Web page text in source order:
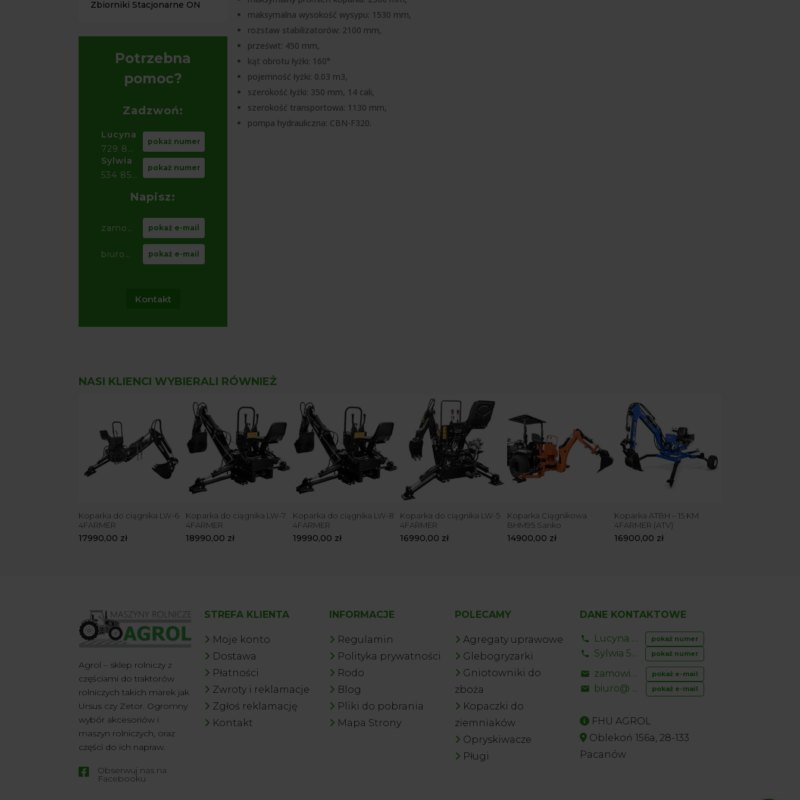
Zbiorniki Stacjonarne ON
Potrzebna
pomoc?
Zadzwoń:
Lucyna
729 856 ...
pokaż numer
Sylwia
534 853 ...
pokaż numer
Napisz:
zamowienia@ ... pokaż e-mail
biuro@ ... pokaż e-mail
Kontakt
maksymalna wysokość wysypu: 1530 mm,
rozstaw stabilizatorów: 2100 mm,
prześwit: 450 mm,
kąt obrotu łyżki: 160°
pojemność łyżki: 0.03 m3,
szerokość łyżki: 350 mm, 14 cali,
szerokość transportowa: 1130 mm,
pompa hydrauliczna: CBN-F320.
NASI KLIENCI WYBIERALI RÓWNIEŻ
Koparka do ciągnika LW-6
4FARMER
17990,00 zł
Koparka do ciągnika LW-7
4FARMER
18990,00 zł
Koparka do ciągnika LW-8
4FARMER
19990,00 zł
Koparka do ciągnika LW-5
4FARMER
16990,00 zł
Koparka Ciągnikowa
BHM95 Sanko
14900,00 zł
Koparka ATBH – 15 KM
4FARMER (ATV)
16900,00 zł
Agrol – sklep rolniczy z
częściami do traktorów
rolniczych takich marek jak
Ursus czy Zetor. Ogromny
wybór akcesoriów i
maszyn rolniczych, oraz
części do ich napraw.
 Obserwuj nas na
Facebooku
STREFA KLIENTA
Moje konto
Dostawa
Płatności
Zwroty i reklamacje
Zgłoś reklamację
Kontakt
INFORMACJE
Regulamin
Polityka prywatności
Rodo
Blog
Pliki do pobrania
Mapa Strony
POLECAMY
Agregaty uprawowe
Glebogryzarki
Gniotowniki do
zboża
Kopaczki do
ziemniaków
Opryskiwacze
Pługi
DANE KONTAKTOWE
Lucyna 729 856 ... pokaż numer
Sylwia 534 853 ... pokaż numer
zamowienia@ ... pokaż e-mail
biuro@ ... pokaż e-mail
FHU AGROL
Oblekoń 156a, 28-133
Pacanów